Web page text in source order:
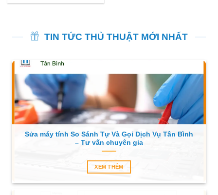
TIN TỨC THỦ THUẬT MỚI NHẤT
Sửa máy tính So Sánh Tự Và Gọi Dịch Vụ Tân Bình
– Tư vấn chuyên gia
XEM THÊM